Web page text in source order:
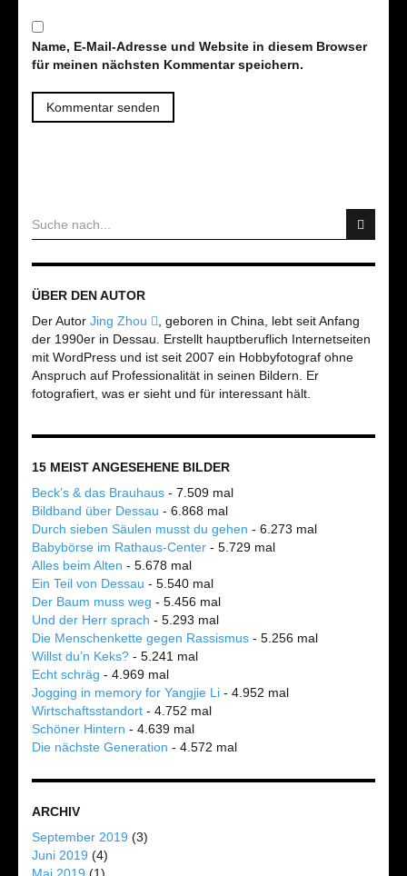
Name, E-Mail-Adresse und Website in diesem Browser
für meinen nächsten Kommentar speichern.
ÜBER DEN AUTOR
Der Autor Jing Zhou
, geboren in China, lebt seit Anfang
der 1990er in Dessau. Erstellt hauptberuflich Internetseiten
mit WordPress und ist seit 2007 ein Hobbyfotograf ohne
Anspruch auf Professionalität in seinen Bildern. Er
fotografiert, was er sieht und für interessant hält.
15 MEIST ANGESEHENE BILDER
Beck’s & das Brauhaus - 7.509 mal
Bildband über Dessau - 6.868 mal
Durch sieben Säulen musst du gehen - 6.273 mal
Babybörse im Rathaus-Center - 5.729 mal
Alles beim Alten - 5.678 mal
Ein Teil von Dessau - 5.540 mal
Der Baum muss weg - 5.456 mal
Und der Herr sprach - 5.293 mal
Die Menschenkette gegen Rassismus - 5.256 mal
Willst du’n Keks? - 5.241 mal
Echt schräg - 4.969 mal
Jogging in memory for Yangjie Li - 4.952 mal
Wirtschaftsstandort - 4.752 mal
Schöner Hintern - 4.639 mal
Die nächste Generation - 4.572 mal
ARCHIV
September 2019 (3)
Juni 2019 (4)